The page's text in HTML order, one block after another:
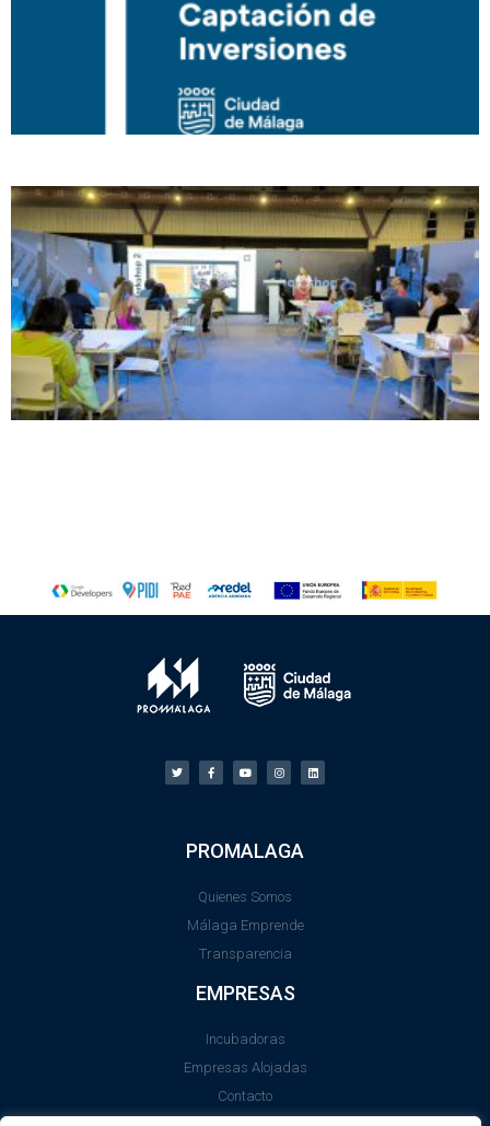
PROMALAGA
Quienes Somos
Málaga Emprende
Transparencia
EMPRESAS
Incubadoras
Empresas Alojadas
Contacto